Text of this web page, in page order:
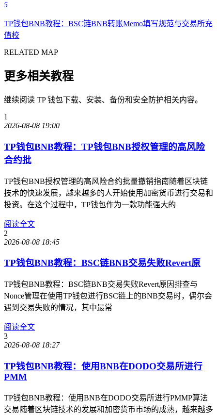
5
TP钱包BNB教程：BSC链BNB转账Memo填写规范与交易所充
值校
RELATED MAP
更多相关教程
继续阅读 TP 钱包下载、安装、备份和安全防护相关内容。
1
2026-08-08 19:00
TP钱包BNB教程：TP钱包BNB授权管理的高风险
合约批
TP钱包BNB授权管理的高风险合约批量撤销指南随着区块链
技术的快速发展，越来越多的人开始使用加密货币进行交易和
投资。在这个过程中，TP钱包作为一款功能强大的
阅读全文
2
2026-08-08 18:45
TP钱包BNB教程：BSC链BNB交易失败Revert原
TP钱包BNB教程：BSC链BNB交易失败Revert原因排查与
Nonce管理在使用TP钱包进行BSC链上的BNB交易时，偶尔会
遇到交易失败的情况，其中最常
阅读全文
3
2026-08-08 18:27
TP钱包BNB教程：使用BNB在DODO交易所进行
PMM
TP钱包BNB教程：使用BNB在DODO交易所进行PMMP算法
交易随着区块链技术的发展和加密货币市场的成熟，越来越多